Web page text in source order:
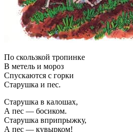
По скользкой тропинке
В метель и мороз
Спускаются с горки
Старушка и пес.
Старушка в калошах,
А пес — босиком.
Старушка вприпрыжку,
А пес — кувырком!